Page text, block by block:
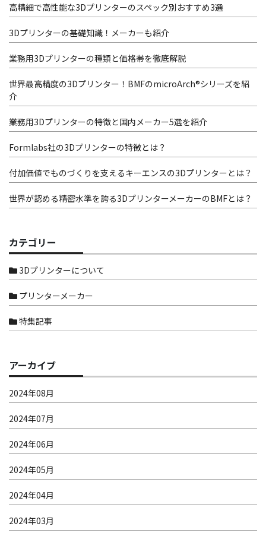
高精細で高性能な3Dプリンターのスペック別おすすめ3選
3Dプリンターの基礎知識！メーカーも紹介
業務用3Dプリンターの種類と価格帯を徹底解説
世界最高精度の3Dプリンター！BMFのmicroArch®シリーズを紹
介
業務用3Dプリンターの特徴と国内メーカー5選を紹介
Formlabs社の3Dプリンターの特徴とは？
付加価値でものづくりを支えるキーエンスの3Dプリンターとは？
世界が認める精密水準を誇る3DプリンターメーカーのBMFとは？
カテゴリー
3Dプリンターについて
プリンターメーカー
特集記事
アーカイブ
2024年08月
2024年07月
2024年06月
2024年05月
2024年04月
2024年03月